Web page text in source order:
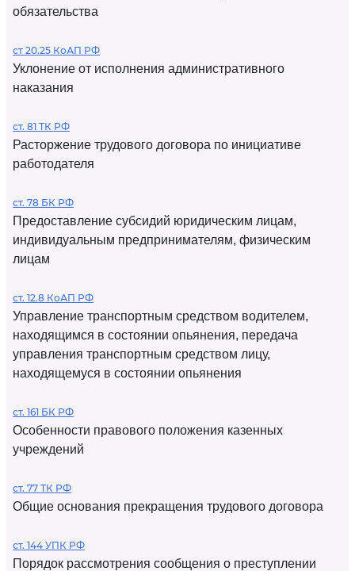
обязательства
ст 20.25 КоАП РФ
Уклонение от исполнения административного
наказания
ст. 81 ТК РФ
Расторжение трудового договора по инициативе
работодателя
ст. 78 БК РФ
Предоставление субсидий юридическим лицам,
индивидуальным предпринимателям, физическим
лицам
ст. 12.8 КоАП РФ
Управление транспортным средством водителем,
находящимся в состоянии опьянения, передача
управления транспортным средством лицу,
находящемуся в состоянии опьянения
ст. 161 БК РФ
Особенности правового положения казенных
учреждений
ст. 77 ТК РФ
Общие основания прекращения трудового договора
ст. 144 УПК РФ
Порядок рассмотрения сообщения о преступлении